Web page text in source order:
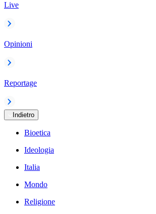
Live
Opinioni
Reportage
Indietro
Bioetica
Ideologia
Italia
Mondo
Religione